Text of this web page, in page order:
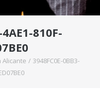
810F-
Alicante / 3948FC0E-0BB3-